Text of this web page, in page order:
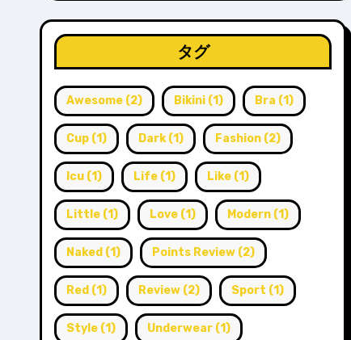
タグ
Awesome (2) Bikini (1) Bra (1)
Cup (1) Dark(1) Fashion (2)
Icu (1) Life (1) Like (1)
Little (1) Love (1) Modern (1)
Naked (1) Points Review (2)
Red (1) Review (2) Sport (1)
Style (1) Underwear (1)